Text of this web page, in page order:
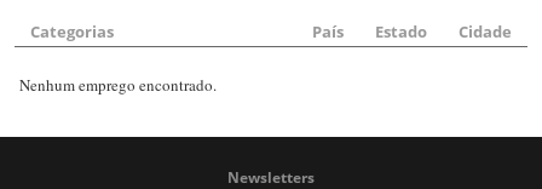
Categorias País Estado Cidade
Nenhum emprego encontrado.
Newsletters